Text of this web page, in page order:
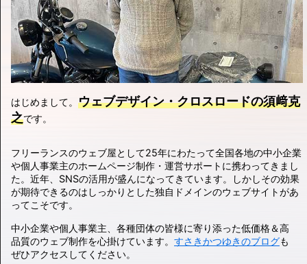
はじめまして。 ウェブデザイン・クロスロードの須﨑克
之です。
フリーランスのウェブ屋として25年にわたって全国各地の中小企業
や個人事業主のホームページ制作・運営サポートに携わってきまし
た。近年、SNSの活用が盛んになってきています。しかしその効果
が期待できるのはしっかりとした独自ドメインのウェブサイトがあ
ってこそです。
中小企業や個人事業主、各種団体の皆様に寄り添った低価格＆高
品質のウェブ制作を心掛けています。 すさきかつゆきのブログも
ぜひアクセスしてください。